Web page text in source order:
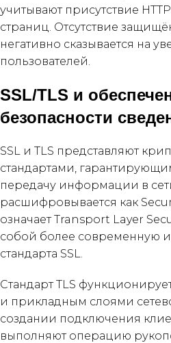
учитывают присутствие
страниц. Отсутствие
негативно сказывается на
пользователей.
SSL/TLS и
безопасности
SSL и TLS представляют
стандартами,
передачу информации в
расшифровывается как
означает Transport Layer
собой более современную
стандарта SSL.
Стандарт TLS
и прикладным слоями
создании подключения
выполняют операцию